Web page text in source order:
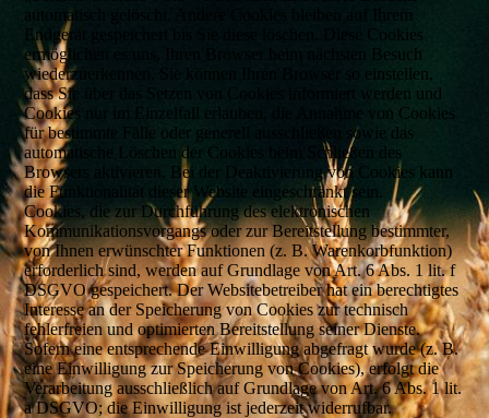
automatisch gelöscht. Andere Cookies bleiben auf Ihrem
Endgerät gespeichert bis Sie diese löschen. Diese Cookies
ermöglichen es uns, Ihren Browser beim nächsten Besuch
wiederzuerkennen. Sie können Ihren Browser so einstellen,
dass Sie über das Setzen von Cookies informiert werden und
Cookies nur im Einzelfall erlauben, die Annahme von Cookies
für bestimmte Fälle oder generell ausschließen sowie das
automatische Löschen der Cookies beim Schließen des
Browsers aktivieren. Bei der Deaktivierung von Cookies kann
die Funktionalität dieser Website eingeschränkt sein.
Cookies, die zur Durchführung des elektronischen
Kommunikationsvorgangs oder zur Bereitstellung bestimmter,
von Ihnen erwünschter Funktionen (z. B. Warenkorbfunktion)
erforderlich sind, werden auf Grundlage von Art. 6 Abs. 1 lit. f
DSGVO gespeichert. Der Websitebetreiber hat ein berechtigtes
Interesse an der Speicherung von Cookies zur technisch
fehlerfreien und optimierten Bereitstellung seiner Dienste.
Sofern eine entsprechende Einwilligung abgefragt wurde (z. B.
eine Einwilligung zur Speicherung von Cookies), erfolgt die
Verarbeitung ausschließlich auf Grundlage von Art. 6 Abs. 1 lit.
a DSGVO; die Einwilligung ist jederzeit widerrufbar.